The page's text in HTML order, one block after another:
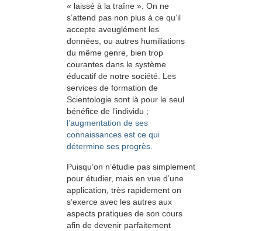
« laissé à la traîne ». On ne
s’attend pas non plus à ce qu’il
accepte aveuglément les
données, ou autres humiliations
du même genre, bien trop
courantes dans le système
éducatif de notre société. Les
services de formation de
Scientologie sont là pour le seul
bénéfice de l’individu ;
l’augmentation de ses
connaissances est ce qui
détermine ses progrès.
Puisqu’on n’étudie pas simplement
pour étudier, mais en vue d’une
application, très rapidement on
s’exerce avec les autres aux
aspects pratiques de son cours
afin de devenir parfaitement